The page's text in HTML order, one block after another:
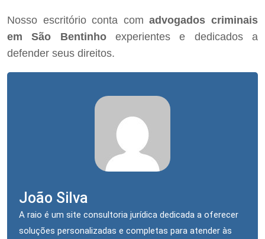
Nosso escritório conta comadvogados criminais
em São Bentinhoexperientes e dedicados a
defender seus direitos.
João Silva
A raio é um site consultoria jurídica dedicada a oferecer
soluções personalizadas e completas para atender às